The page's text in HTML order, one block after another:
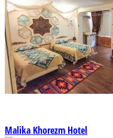
Malika Khorezm Hotel